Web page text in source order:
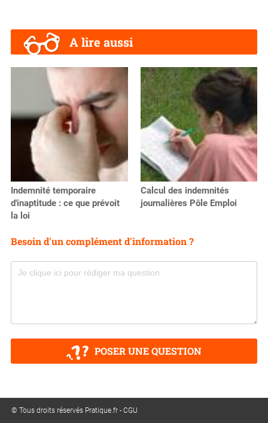
A lire aussi
Indemnité temporaire
d'inaptitude : ce que prévoit
la loi
Calcul des indemnités
journalières Pôle Emploi
Besoin d'un complément d'information ?
POSER UNE QUESTION
© Tous droits réservés Pratique.fr -CGU